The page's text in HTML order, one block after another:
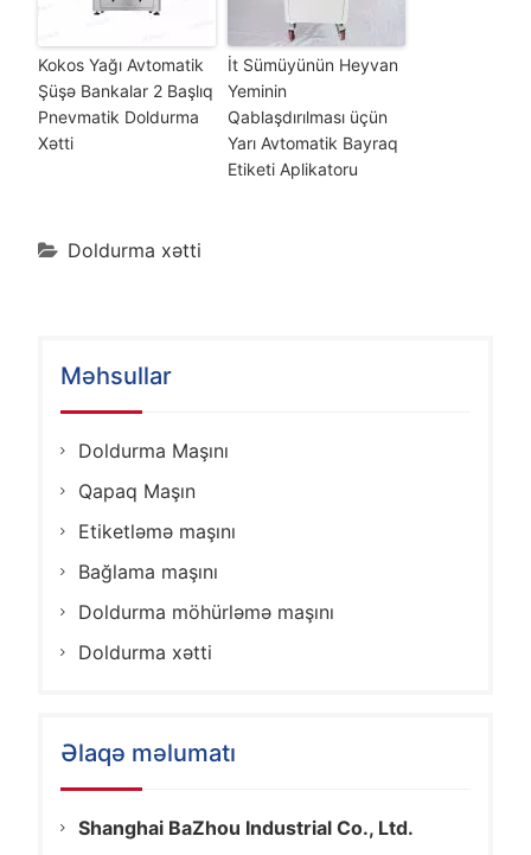
Kokos Yağı Avtomatik
Şüşə Bankalar 2 Başlıq
Pnevmatik Doldurma
Xətti
İt Sümüyünün Heyvan
Yeminin
Qablaşdırılması üçün
Yarı Avtomatik Bayraq
Etiketi Aplikatoru
Doldurma xətti
Məhsullar
Doldurma Maşını
Qapaq Maşın
Etiketləmə maşını
Bağlama maşını
Doldurma möhürləmə maşını
Doldurma xətti
Əlaqə məlumatı
Shanghai BaZhou Industrial Co., Ltd.